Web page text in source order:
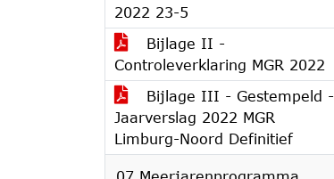
2022 23-5
Bijlage II -
Controleverklaring MGR 2022
Bijlage III - Gestempeld -
Jaarverslag 2022 MGR
Limburg-Noord Definitief